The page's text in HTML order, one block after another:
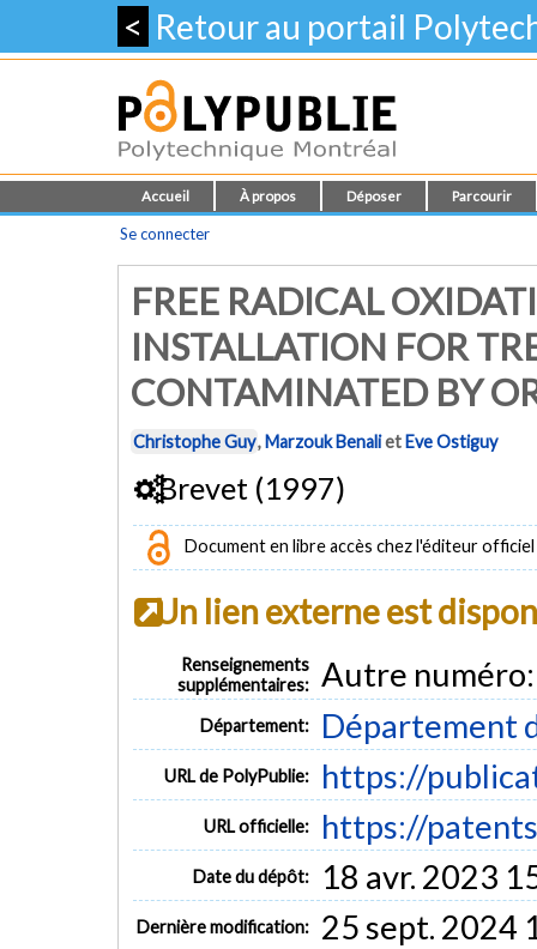
< Retour au portail
Accueil À propos Déposer Parcourir
Se connecter
FREE RADICAL
INSTALLATION FOR
CONTAMINATED BY
Christophe Guy,Marzouk BenalietEve Ostiguy
Brevet (1997)
Document en libre accès chez l'éditeur officiel
Un lien externe est
Renseignements
supplémentaires: Autre
Département: Département
URL de PolyPublie: https://
URL officielle: https://
Date du dépôt: 18 avr. 2023
Dernière modification: 25 sept. 2024